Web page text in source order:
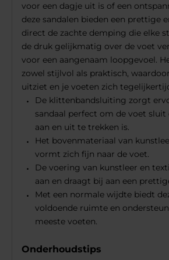
voor een dagje uit is of een
deze sandalen bieden een prettige
direct de zachte demping die elke
de druk gelijkmatig over de voet
voor een aangenaam loopgevoel.
zowel stijlvol als praktisch,
uitziet en je voeten zich
De klittenbandsluiting zorgt
sandaal perfect om de voet
aan en uit te trekken is.
Het bovenmateriaal van
vormt zich fijn naar de voet.
De voering van kunstleer en
aan en draagt bij aan een
Met een normale wijdte biedt
voldoende ruimte en
meeste voeten.
Onderhoudstips